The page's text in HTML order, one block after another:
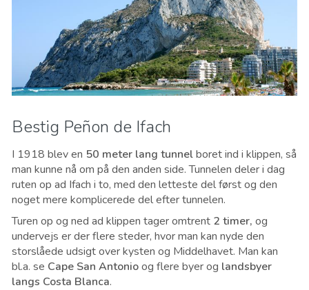
Bestig Peñon de Ifach
I 1918 blev en 50 meter lang tunnelboret ind i klippen, så
man kunne nå om på den anden side. Tunnelen deler i dag
ruten op ad Ifach i to, med den letteste del først og den
noget mere komplicerede del efter tunnelen.
Turen op og ned ad klippen tager omtrent 2 timer, og
undervejs er der flere steder, hvor man kan nyde den
storslåede udsigt over kysten og Middelhavet. Man kan
bl.a. se Cape San Antonioog flere byer og landsbyer
langs Costa Blanca.